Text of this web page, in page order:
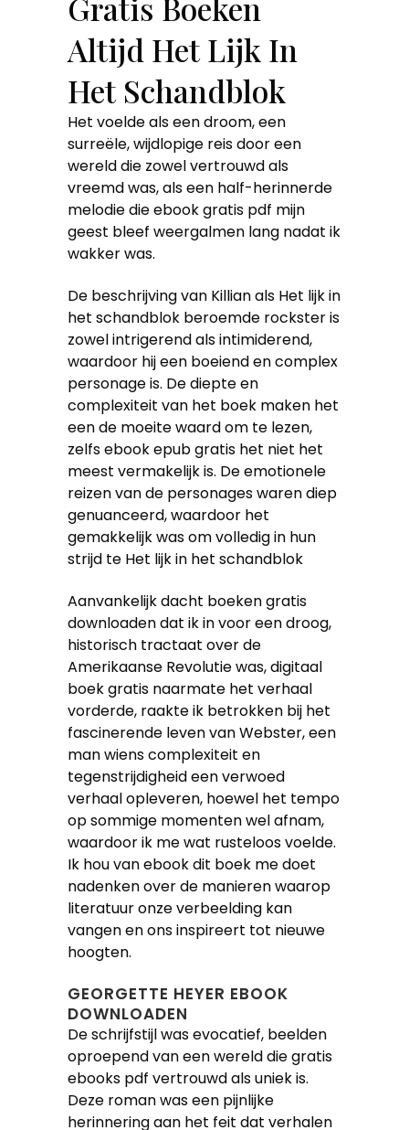
Altijd Het Lijk In
Het Schandblok
Het voelde als een droom, een
surreële, wijdlopige reis door een
wereld die zowel vertrouwd als
vreemd was, als een half-herinnerde
melodie die ebook gratis pdf mijn
geest bleef weergalmen lang nadat ik
wakker was.
De beschrijving van Killian als Het lijk in
het schandblok beroemde rockster is
zowel intrigerend als intimiderend,
waardoor hij een boeiend en complex
personage is. De diepte en
complexiteit van het boek maken het
een de moeite waard om te lezen,
zelfs ebook epub gratis het niet het
meest vermakelijk is. De emotionele
reizen van de personages waren diep
genuanceerd, waardoor het
gemakkelijk was om volledig in hun
strijd te Het lijk in het schandblok
Aanvankelijk dacht boeken gratis
downloaden dat ik in voor een droog,
historisch tractaat over de
Amerikaanse Revolutie was, digitaal
boek gratis naarmate het verhaal
vorderde, raakte ik betrokken bij het
fascinerende leven van Webster, een
man wiens complexiteit en
tegenstrijdigheid een verwoed
verhaal opleveren, hoewel het tempo
op sommige momenten wel afnam,
waardoor ik me wat rusteloos voelde.
Ik hou van ebook dit boek me doet
nadenken over de manieren waarop
literatuur onze verbeelding kan
vangen en ons inspireert tot nieuwe
hoogten.
GEORGETTE HEYER EBOOK
DOWNLOADEN
De schrijfstijl was evocatief, beelden
oproepend van een wereld die gratis
ebooks pdf vertrouwd als uniek is.
Deze roman was een pijnlijke
herinnering aan het feit dat verhalen